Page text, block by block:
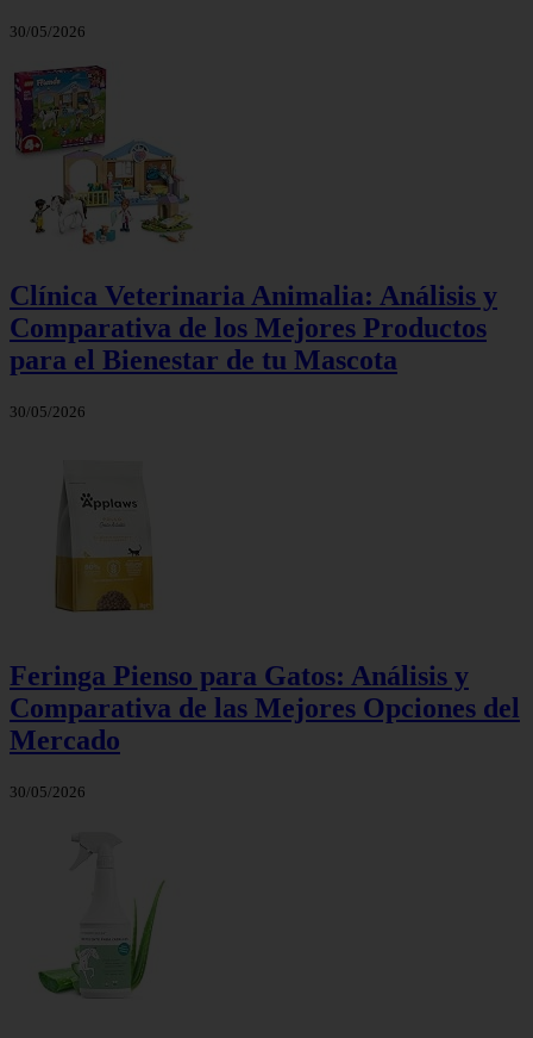
30/05/2026
Clínica Veterinaria Animalia: Análisis y
Comparativa de los Mejores Productos
para el Bienestar de tu Mascota
30/05/2026
Feringa Pienso para Gatos: Análisis y
Comparativa de las Mejores Opciones del
Mercado
30/05/2026